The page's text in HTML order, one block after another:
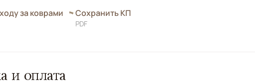
за коврами Сохранить КП
PDF
и оплата